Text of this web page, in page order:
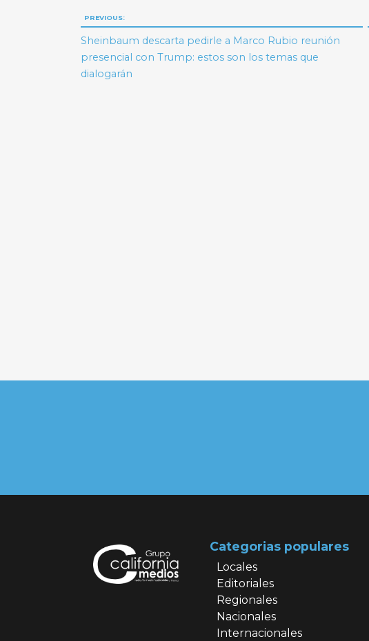
Navegación
de
entradas
PREVIOUS:
Sheinbaum descarta pedirle a Marco Rubio reunión
presencial con Trump: estos son los temas que
dialogarán
Categorias populares
Locales
Editoriales
Regionales
Nacionales
Internacionales